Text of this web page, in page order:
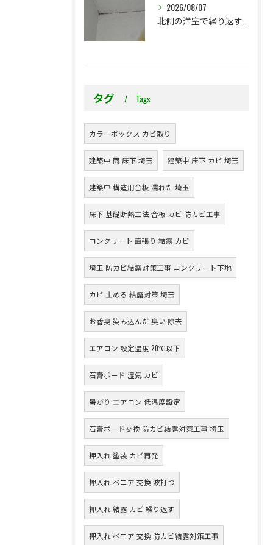
2026/08/07
北側の洋室で繰り返す壁紙カビ｜コンクリート下地なら結露対策も選択肢です
タグ Tags
カラーボックス カビ取り
建築中 雨 床下 埼玉 建築中 床下 カビ 埼玉
建築中 構造用合板 濡れた 埼玉
床下 基礎断熱工法 合板 カビ 防カビ工事
コンクリート 直張り 結露 カビ
埼玉 防カビ結露対策工事 コンクリート下地
カビ 止める 結露対策 埼玉
お香臭 染み込んだ 臭い 除去
エアコン 設定温度 20℃以下
石膏ボード 湿気 カビ
暑がり エアコン 低温度設定
石膏ボード交換 防カビ結露対策工事 埼玉
押入れ 塗装 カビ再発
押入れ ベニア 交換 波打つ
押入れ 結露 カビ 繰り返す
押入れ ベニア 交換 防カビ結露対策工事